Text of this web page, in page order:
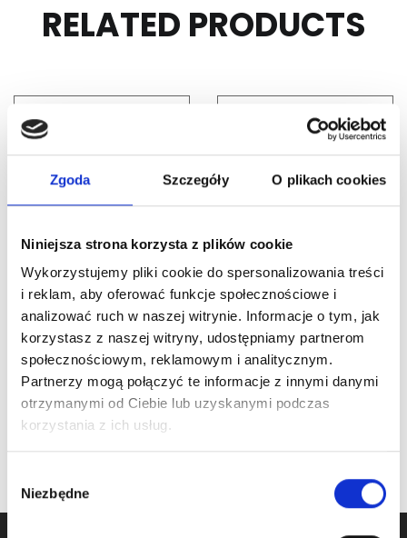
Zgoda Szczegóły O plikach cookies
Niniejsza strona korzysta z plików cookie
Wykorzystujemy pliki cookie do spersonalizowania treści
i reklam, aby oferować funkcje społecznościowe i
analizować ruch w naszej witrynie. Informacje o tym, jak
korzystasz z naszej witryny, udostępniamy partnerom
społecznościowym, reklamowym i analitycznym.
Partnerzy mogą połączyć te informacje z innymi danymi
otrzymanymi od Ciebie lub uzyskanymi podczas
korzystania z ich usług.
zgody
Niezbędne
RELATED PRODUCTS
ARTICLE: 25026-CL.1
Spring bumper – C
LEFT
Price inc. VAT
27.76 € / piece
oczekiwanie na dostawę
Spring bumper – flat
LEFT
Price inc. VAT
29.74 € / piece
oczekiwanie na dostawę